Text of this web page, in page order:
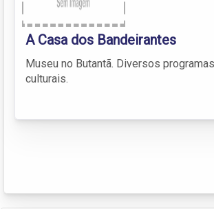
A Casa dos Bandeirantes
Museu no Butantã. Diversos
culturais.